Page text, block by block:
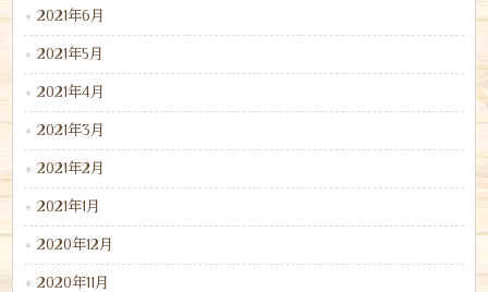
2021年6月
2021年5月
2021年4月
2021年3月
2021年2月
2021年1月
2020年12月
2020年11月